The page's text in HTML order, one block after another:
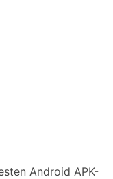
Android APK-